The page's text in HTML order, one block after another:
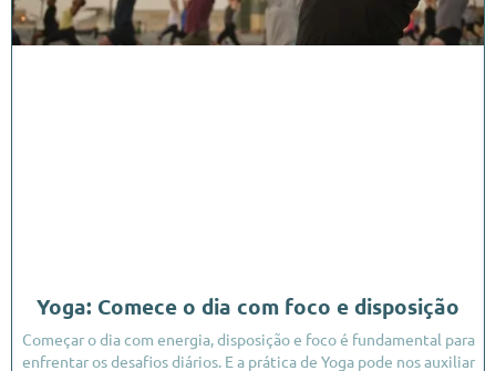
Yoga: Comece o dia com foco e disposição
Começar o dia com energia, disposição e foco é fundamental para
enfrentar os desafios diários. E a prática de Yoga pode nos auxiliar